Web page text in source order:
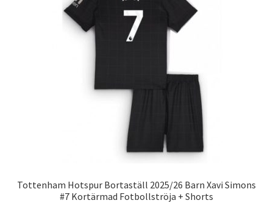
olika
alternativen
produktsidan
Tottenham Hotspur Bortaställ 2025/26 Barn Xavi Simons
#7 Kortärmad Fotbollströja + Shorts